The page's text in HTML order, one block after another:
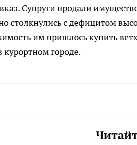
Супруги продали
столкнулись с дефицитом
им пришлось купить
курортном городе.